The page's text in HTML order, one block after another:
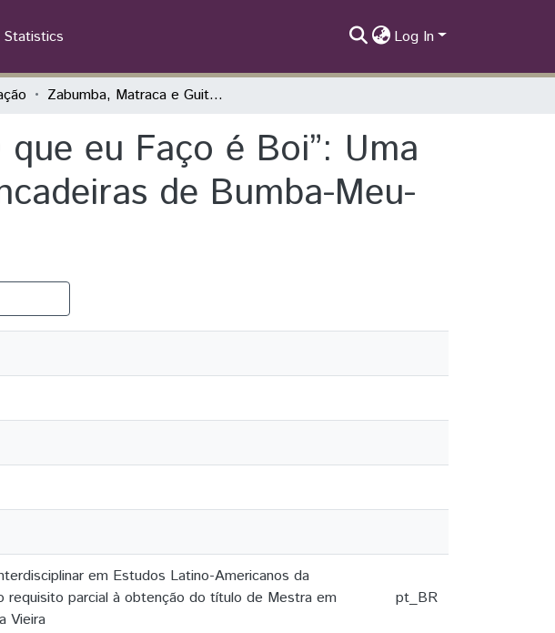
Statistics Log In
Zabumba, Matraca e Guitarra – “O que eu Faço é Boi”: Uma Perspectiva das Dinâmicas das Brincadeiras de Bumba-Meu-Boi na Cidade de São Luís/MA
eu Faço é Boi”: Uma
de Bumba-Meu-
em Estudos Latino-Americanos da
requisito parcial à obtenção do título de Mestra em
Vieira
pt_BR